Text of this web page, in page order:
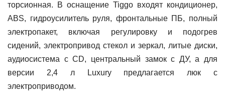
торсионная. В оснащение Tiggo входят кондиционер,
ABS, гидроусилитель руля, фронтальные ПБ, полный
электропакет, включая регулировку и подогрев
сидений, электропривод стекол и зеркал, литые диски,
аудиосистема с CD, центральный замок с ДУ, а для
версии 2,4 л Luxury предлагается люк с
электроприводом.